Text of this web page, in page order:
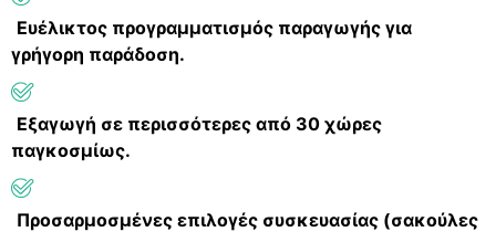
Ευέλικτος προγραμματισμός παραγωγής για
γρήγορη παράδοση.
Εξαγωγή σε περισσότερες από 30 χώρες
παγκοσμίως.
Προσαρμοσμένες επιλογές συσκευασίας (σακούλες